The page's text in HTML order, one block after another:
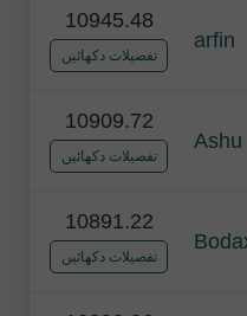
arfin
10945.48
تفصیلات دکھائیں
Ashu
10909.72
تفصیلات دکھائیں
10891.22
تفصیلات دکھائیں